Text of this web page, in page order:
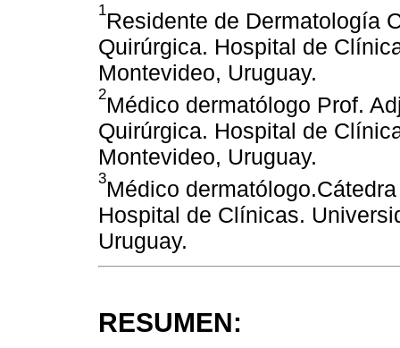
1Residente de Dermatología
Quirúrgica. Hospital de
Montevideo, Uruguay.
2Médico dermatólogo Prof.
Quirúrgica. Hospital de
Montevideo, Uruguay.
3Médico
Hospital de Clínicas.
Uruguay.
RESUMEN: